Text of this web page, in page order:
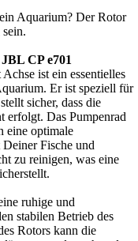
Aquarium? Der Rotor
CP e701
ist ein essentielles
Er ist speziell für
sicher, dass die
erfolgt. Das Pumpenrad
eine optimale
Fische und
zu reinigen, was eine
ruhige und
stabilen Betrieb des
Rotors kann die